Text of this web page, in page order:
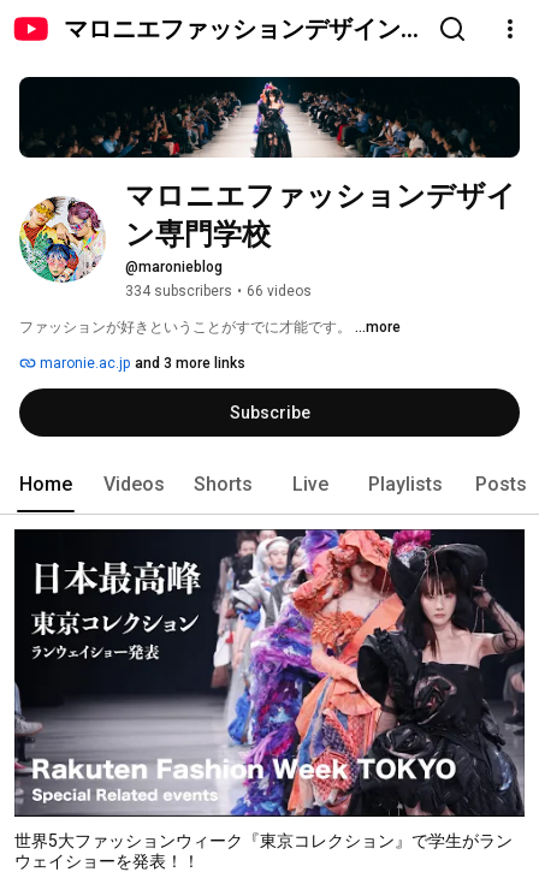
マロニエファッションデザイン
マロニエファッションデザイ
ン専門学校
@maronieblog
334 subscribers • 66 videos
ファッションが好きということがすでに才能です。 ...more
maronie.ac.jp and 3 more links
Subscribe
Home Videos Shorts Live Playlists Posts
世界5大ファッションウィーク『東京コレクション』で学生がラン
ウェイショーを発表！！